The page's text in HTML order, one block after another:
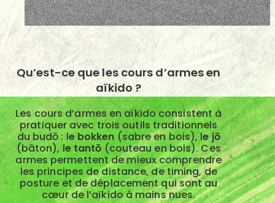
Qu’est-ce que les cours d’armes en
aïkido ?
Les cours d’armes en aïkido consistent à
pratiquer avec trois outils traditionnels
du budō : le bokken (sabre en bois), le jō
(bâton), le tantō (couteau en bois). Ces
armes permettent de mieux comprendre
les principes de distance, de timing, de
posture et de déplacement qui sont au
cœur de l’aïkido à mains nues.